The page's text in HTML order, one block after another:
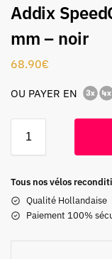
Addix
mm – noir
68.90€
OU PAYER EN
Tous nos vélos
Qualité Hollandaise
Paiement 100%